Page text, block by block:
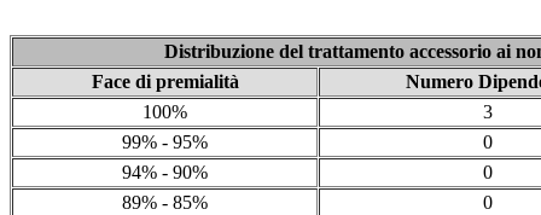
Distribuzione del trattamento accessorio ai
Face di premialità
Numero
100%
3
99% - 95%
0
94% - 90%
0
89% - 85%
0